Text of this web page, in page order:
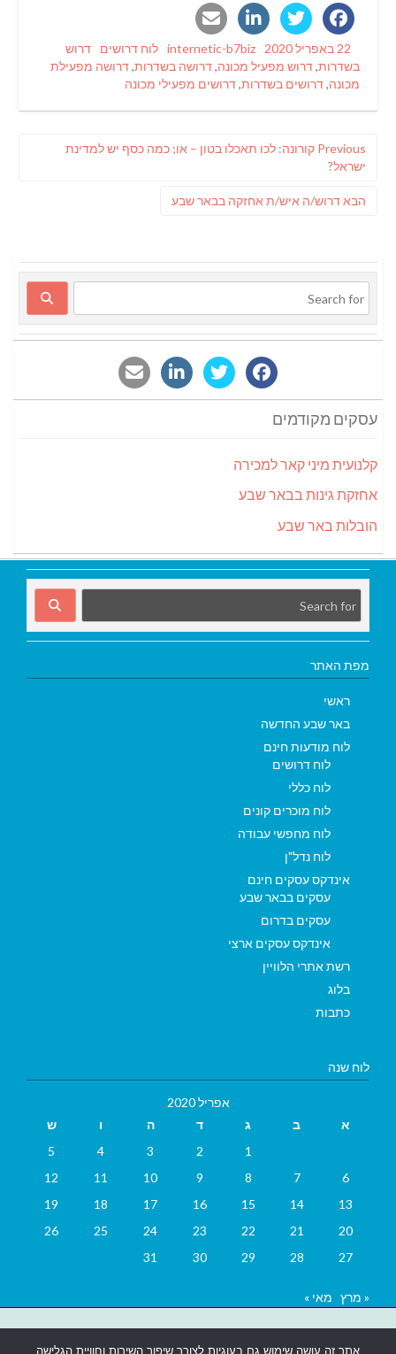
Posted
on
22 באפריל 2020 Author
internetic-b7biz
Categories
לוח דרושים Tags
דרוש
בשדרות,דרוש מפעיל מכונה,דרושה בשדרות,דרושה מפעילת
מכונה,דרושים בשדרות,דרושים מפעילי מכונה
Previous
Previous
קורונה: לכו תאכלו בטון – או; כמה כסף יש למדינת
ישראל?
הבאפוסט
דרוש/ה איש/ת אחזקה בבאר שבע
עסקים מקודמים
קלנועית מיני קאר למכירה
אחזקת גינות בבאר שבע
הובלות באר שבע
מפת האתר
ראשי
באר שבע החדשה
לוח מודעות חינם
לוח דרושים
לוח כללי
לוח מוכרים קונים
לוח מחפשי עבודה
לוח נדל"ן
אינדקס עסקים חינם
עסקים בבאר שבע
עסקים בדרום
אינדקס עסקים ארצי
רשת אתרי הלוויין
בלוג
כתבות
לוח שנה
אפריל 2020
א
ב ג ד ה ו
ש
1
2
3
4
5
6
7
8
9
10
11
12
13
14
15
16
17
18
19
20
21
22
23
24
25
26
27
28
29
30
31
« מרץ מאי »
אתר זה עושה שימוש גם בעוגיות לצורך שיפור השירות וחוויית הגלישה